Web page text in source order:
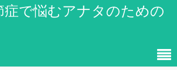
症で悩むアナタのための